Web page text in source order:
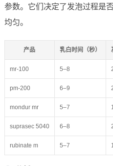
参数。它们决定了发泡过程是
均匀。
产品 乳白时间（秒）
mr-100 5–8
pm-200 6–9
mondur mr 5–7
suprasec 5040 6–8
rubinate m 5–7